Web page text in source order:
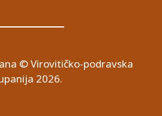
© Virovitičko-podravska
2026.